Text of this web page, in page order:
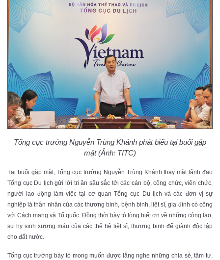
Tổng cục trưởng Nguyễn Trùng Khánh phát biểu tại buổi gặp
mặt (Ảnh: TITC)
Tại buổi gặp mặt, Tổng cục trưởng Nguyễn Trùng Khánh thay mặt lãnh đạo
Tổng cục Du lịch gửi lời tri ân sâu sắc tới các cán bộ, công chức, viên chức,
người lao động làm việc tại cơ quan Tổng cục Du lịch và các đơn vị sự
nghiệp là thân nhân của các thương binh, bệnh binh, liệt sĩ, gia đình có công
với Cách mạng và Tổ quốc. Đồng thời bày tỏ lòng biết ơn về những công lao,
sự hy sinh xương máu của các thế hệ liệt sĩ, thương binh để giành độc lập
cho đất nước.
Tổng cục trưởng bày tỏ mong muốn được lắng nghe những chia sẻ, tâm tư,